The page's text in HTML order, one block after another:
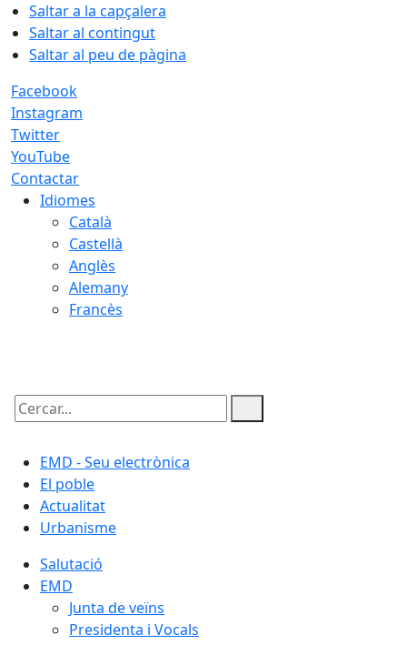
Saltar a la capçalera
Saltar al contingut
Saltar al peu de pàgina
Facebook
Instagram
Twitter
YouTube
Contactar
Idiomes
Català
Castellà
Anglès
Alemany
Francès
Cercar:
EMD - Seu electrònica
El poble
Actualitat
Urbanisme
Salutació
EMD
Junta de veïns
Presidenta i Vocals